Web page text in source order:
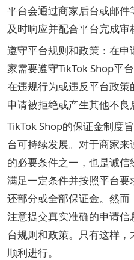
平台会通过商家后台或邮
及时响应并配合平台完成审
遵守平台规则和政策：在
家需要遵守TikTok Shop平
在违规行为或违反平台政
申请被拒绝或产生其他不良
TikTok Shop的保证金制度
台可持续发展。对于商家
的必要条件之一，也是诚
满足一定条件并按照平台
还部分或全部保证金。然
注意提交真实准确的申请
台规则和政策。只有这样
顺利进行。